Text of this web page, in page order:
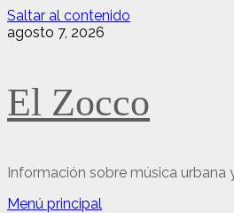
Saltar al contenido
agosto 7, 2026
El Zocco
Información sobre música urbana
Menú principal